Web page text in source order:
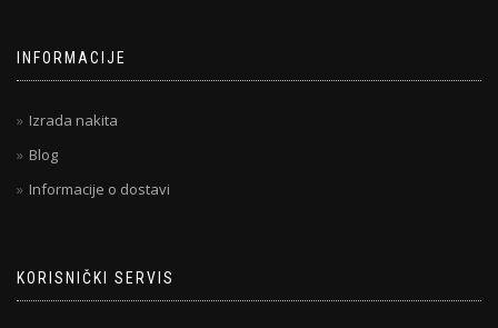
INFORMACIJE
Izrada nakita
Blog
Informacije o dostavi
KORISNIČKI SERVIS